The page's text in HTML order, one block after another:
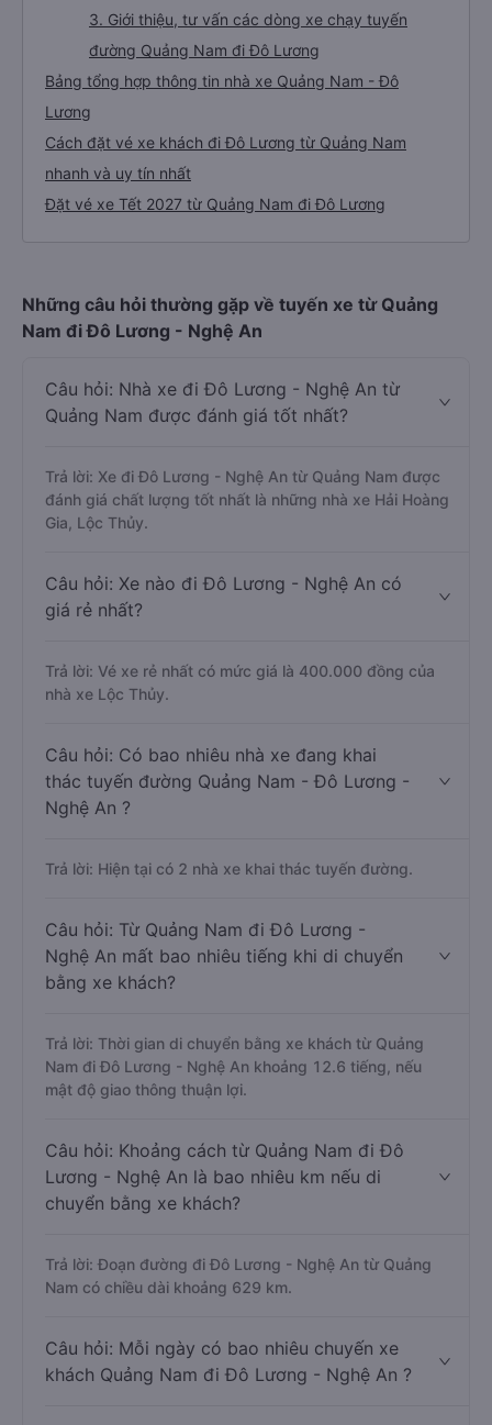
3. Giới thiệu, tư vấn các dòng xe chạy tuyến
đường Quảng Nam đi Đô Lương
Bảng tổng hợp thông tin nhà xe Quảng Nam - Đô
Lương
Cách đặt vé xe khách đi Đô Lương từ Quảng Nam
nhanh và uy tín nhất
Đặt vé xe Tết 2027 từ Quảng Nam đi Đô Lương
Những câu hỏi thường gặp về tuyến xe từ Quảng
Nam đi Đô Lương - Nghệ An
Câu hỏi: Nhà xe đi Đô Lương - Nghệ An từ
Quảng Nam được đánh giá tốt nhất?
Trả lời: Xe đi Đô Lương - Nghệ An từ Quảng Nam được
đánh giá chất lượng tốt nhất là những nhà xe Hải Hoàng
Gia, Lộc Thủy.
Câu hỏi: Xe nào đi Đô Lương - Nghệ An có
giá rẻ nhất?
Trả lời: Vé xe rẻ nhất có mức giá là 400.000 đồng của
nhà xe Lộc Thủy.
Câu hỏi: Có bao nhiêu nhà xe đang khai
thác tuyến đường Quảng Nam - Đô Lương -
Nghệ An ?
Trả lời: Hiện tại có 2 nhà xe khai thác tuyến đường.
Câu hỏi: Từ Quảng Nam đi Đô Lương -
Nghệ An mất bao nhiêu tiếng khi di chuyển
bằng xe khách?
Trả lời: Thời gian di chuyển bằng xe khách từ Quảng
Nam đi Đô Lương - Nghệ An khoảng 12.6 tiếng, nếu
mật độ giao thông thuận lợi.
Câu hỏi: Khoảng cách từ Quảng Nam đi Đô
Lương - Nghệ An là bao nhiêu km nếu di
chuyển bằng xe khách?
Trả lời: Đoạn đường đi Đô Lương - Nghệ An từ Quảng
Nam có chiều dài khoảng 629 km.
Câu hỏi: Mỗi ngày có bao nhiêu chuyến xe
khách Quảng Nam đi Đô Lương - Nghệ An ?